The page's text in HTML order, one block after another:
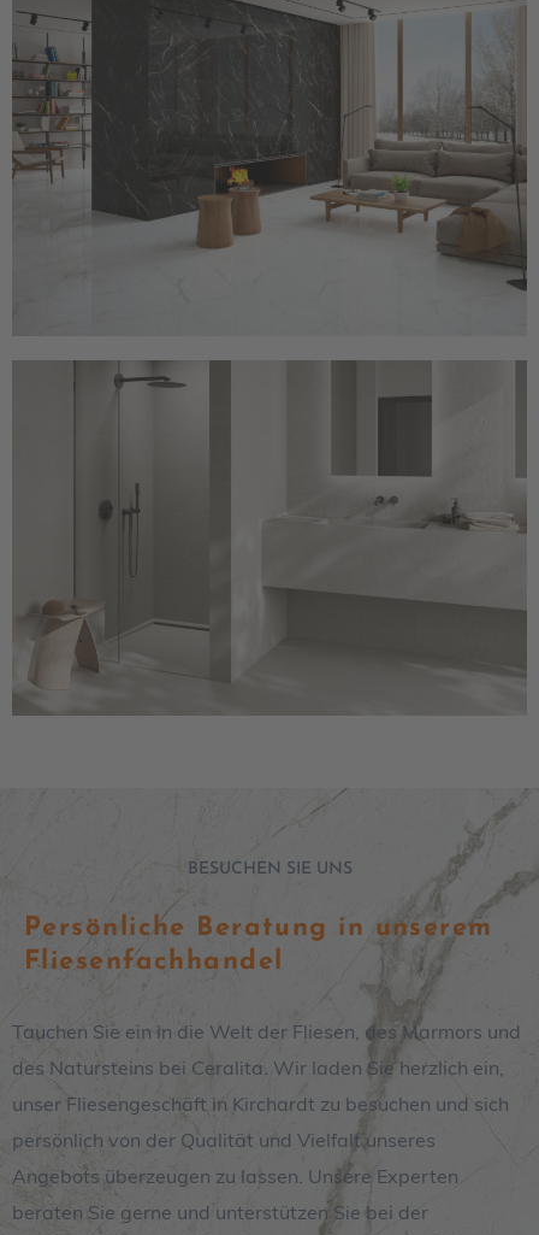
BESUCHEN SIE UNS
Persönliche Beratung in unserem
Fliesenfachhandel
Tauchen Sie ein in die Welt der Fliesen, des Marmors und
des Natursteins bei Ceralita. Wir laden Sie herzlich ein,
unser Fliesengeschäft in Kirchardt zu besuchen und sich
persönlich von der Qualität und Vielfalt unseres
Angebots überzeugen zu lassen. Unsere Experten
beraten Sie gerne und unterstützen Sie bei der